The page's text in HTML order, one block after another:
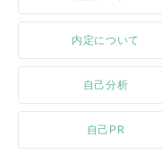
内定について
自己分析
自己PR